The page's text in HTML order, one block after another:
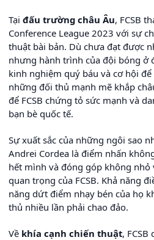
Tại đấu trường châu Âu, FCSB
Conference League 2023 với sự
thuật bài bản. Dù chưa đạt được
nhưng hành trình của đội bóng ở
kinh nghiệm quý báu và cơ hội
những đối thủ mạnh mẽ khắp
để FCSB chứng tỏ sức mạnh và
bạn bè quốc tế.
Sự xuất sắc của những ngôi sao
Andrei Cordea là điểm nhấn
hết mình và đóng góp không
quan trọng của FCSB. Khả năng
năng dứt điểm nhạy bén của họ
thủ nhiều lần phải chao đảo.
Về khía cạnh chiến thuật,